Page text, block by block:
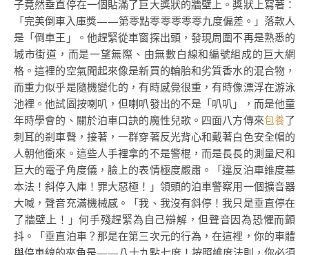
子竟然垂直停在一個貼滿了巨大獎狀的牆壁上。獎狀上寫著：
「完美倒車入庫獎——第零點零零零零零九度偏差。」落款人
是「倒車王」。他趕緊從車窗探出頭，發現周圍不再是熟悉的
城市街道，而是一望無際、由無數白線和編號組成的巨大網
格。這裡的空氣聞起來像是新買的輪胎和劣質香水的混合物，
而重力似乎是隨機變化的，有時感覺很重，有時像漂浮在游泳
池裡。他試圖按喇叭，但喇叭發出的不是「叭叭」，而是他童
年時學會的、關於泊車口訣的魔性兒歌。四面八方傳來包養了
刺耳的剎車聲，接著，一群穿著反光背心和戴著白色安全帽的
人朝他衝來。這些人手裡拿的不是警棍，而是長長的測量尺和
巨大的電子角度儀，臉上的表情極度嚴肅。「違反泊車維度基
本法！斜停入庫！罪大惡極！」領頭的泊車警察用一個擴音器
大喊，聲音充滿機械感。「我、我沒有斜停！我只是垂直停在
了牆壁上！」何手殘趕緊為自己辯解，但聲音因為恐懼而顫
抖。「垂直泊車？那是在第三次元的行為，在這裡，你的車體
與停車線的夾角是——八十九點七度！按照維度法則，你必須